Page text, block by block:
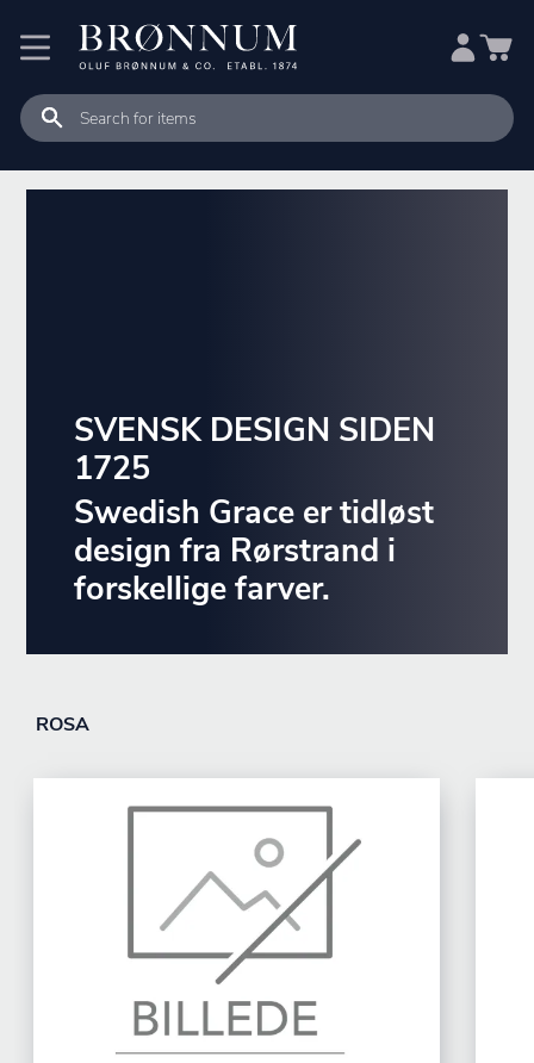
SVENSK DESIGN SIDEN
1725
Swedish Grace er tidløst
design fra Rørstrand i
forskellige farver.
ROSA